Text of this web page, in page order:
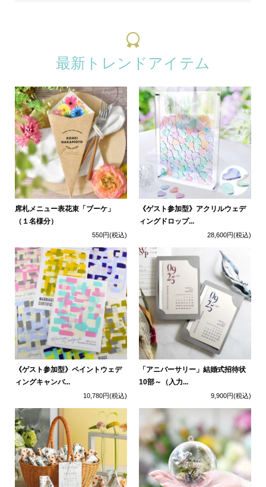
最新トレンドアイテム
席札メニュー表花束「ブーケ」
（１名様分）
550円(税込)
《ゲスト参加型》アクリルウェデ
ィングドロップ...
28,600円(税込)
《ゲスト参加型》ペイントウェデ
ィングキャンバ...
10,780円(税込)
「アニバーサリー」結婚式招待状
10部～（入力...
9,900円(税込)